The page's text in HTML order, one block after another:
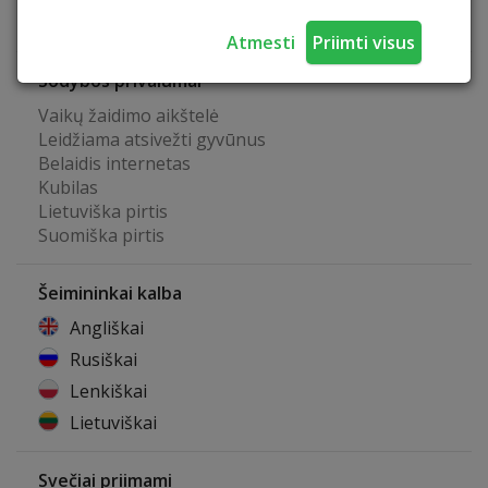
Atmesti Priimti visus
Galimybė žvejoti natūraliuose vandens telkiniuose
Sodybos privalumai
Vaikų žaidimo aikštelė
Leidžiama atsivežti gyvūnus
Belaidis internetas
Kubilas
Lietuviška pirtis
Suomiška pirtis
Šeimininkai kalba
Angliškai
Rusiškai
Lenkiškai
Lietuviškai
Svečiai priimami